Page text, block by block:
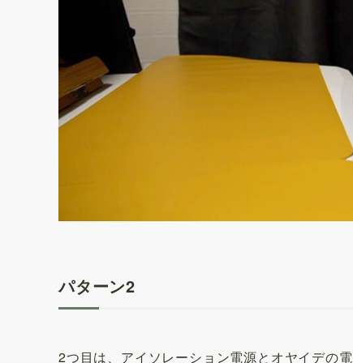
パターン2
2つ目は、アイソレーション電源とオヤイデの